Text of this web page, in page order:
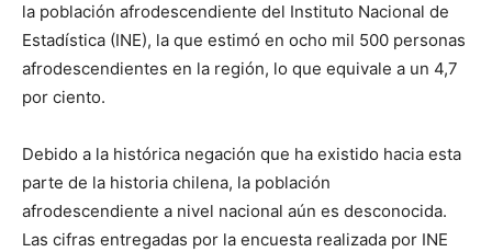
la población afrodescendiente del Instituto Nacional de
Estadística (INE), la que estimó en ocho mil 500 personas
afrodescendientes en la región, lo que equivale a un 4,7
por ciento.
Debido a la histórica negación que ha existido hacia esta
parte de la historia chilena, la población
afrodescendiente a nivel nacional aún es desconocida.
Las cifras entregadas por la encuesta realizada por INE